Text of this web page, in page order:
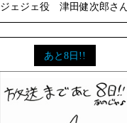
ジェジェ役 津田健次郎さ
あと8日!!